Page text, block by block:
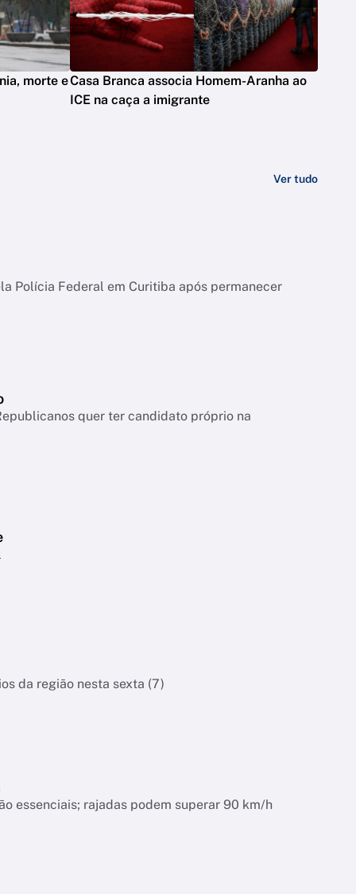
morte eCasa Branca associa Homem-Aranha ao
ICE na caça a imigrante
Ver tudo
Polícia Federal em Curitiba após permanecer
quer ter candidato próprio na
da região nesta sexta (7)
essenciais; rajadas podem superar 90 km/h